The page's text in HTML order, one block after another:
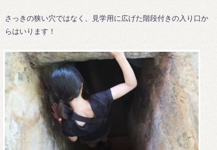
さっきの狭い穴ではなく、見学用に広げた階段付きの入り口か
らはいります！